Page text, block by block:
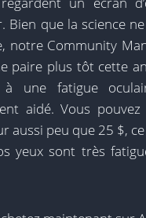
Bien que la science
notre Community
paire plus tôt cette
une fatigue
aidé. Vous
aussi peu que 25 $,
yeux sont très